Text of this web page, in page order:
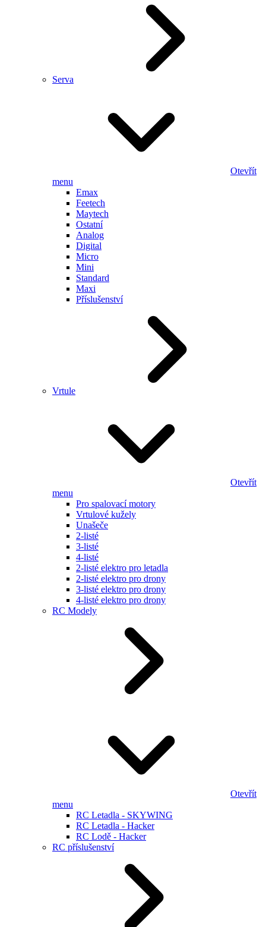
Serva
Otevřít
menu
Emax
Feetech
Maytech
Ostatní
Analog
Digital
Micro
Mini
Standard
Maxi
Příslušenství
Vrtule
Otevřít
menu
Pro spalovací motory
Vrtulové kužely
Unašeče
2-listé
3-listé
4-listé
2-listé elektro pro letadla
2-listé elektro pro drony
3-listé elektro pro drony
4-listé elektro pro drony
RC Modely
Otevřít
menu
RC Letadla - SKYWING
RC Letadla - Hacker
RC Lodě - Hacker
RC příslušenství